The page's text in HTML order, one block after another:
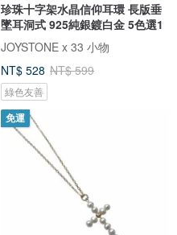
珍珠十字架水晶信仰耳環 長版垂
墜耳洞式 925純銀鍍白金 5色選1
JOYSTONE x 33 小物
NT$ 528 NT$ 599
綠色友善
免運